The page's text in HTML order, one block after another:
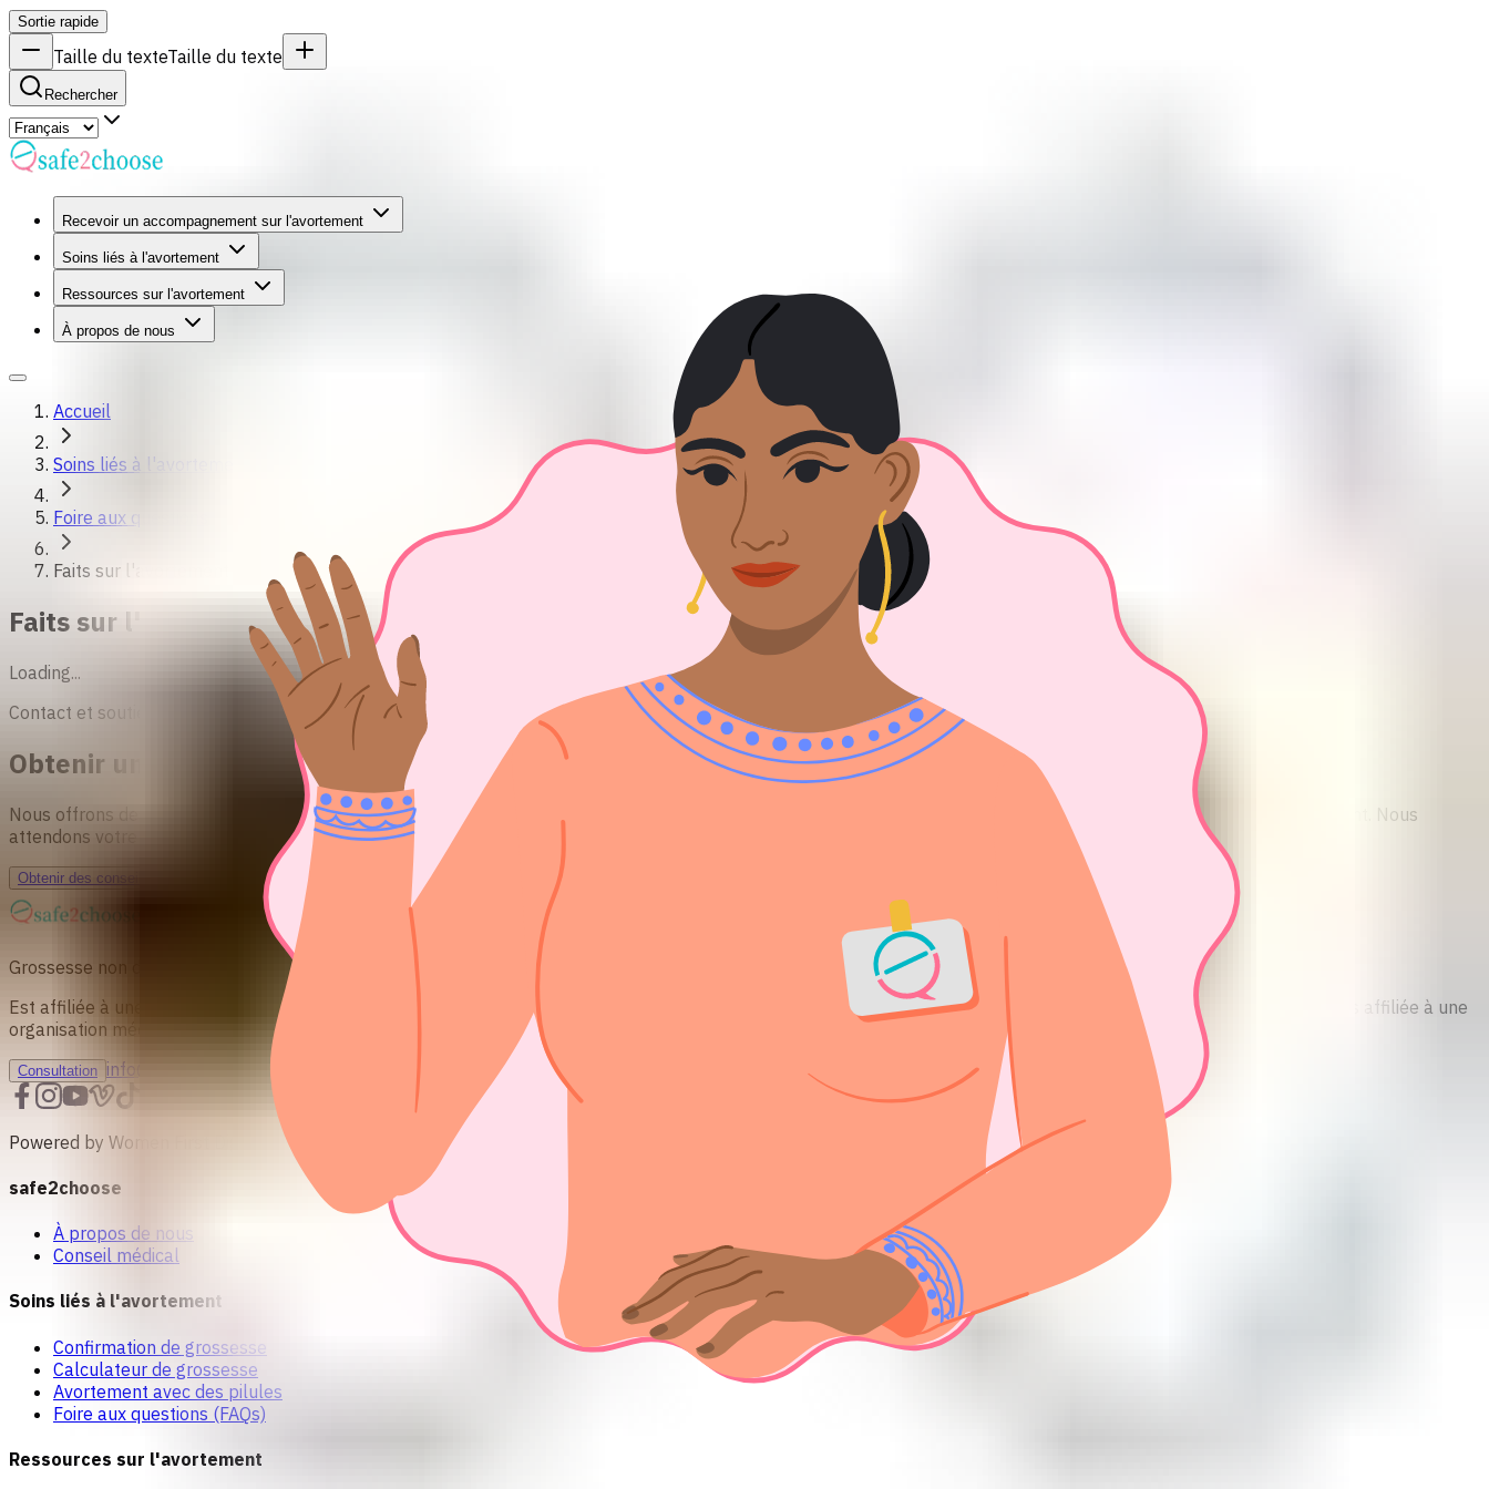
Sortie rapide
Taille du texteTaille du texte
Rechercher
Recevoir un accompagnement sur l'avortement
Soins liés à l'avortement
Ressources sur l'avortement
À propos de nous
Accueil
Soins liés à l'avortement
Foire aux questions
Faits sur l'avortement
Faits sur l'avortement - FAQ
Loading...
Contact et soutien
Obtenir un soutien et des conseils sur l'avortement
Nous offrons des informations fondées sur des preuves concernant l'avortement sécurisé. Notre service de conseil gratuit est sûr, confidentiel, pratique et sans jugement. Nous
attendons votre message !
Obtenir des conseils personnalisés
Grossesse non désirée? Nous pouvons vous soutenir.
Est affiliée à une organisation à but non lucratif 501c(3) officielle basée aux États-Unis. safe2choose fournit du contenu à des fins informatives uniquement et n'est pas affiliée à une
organisation médicale.
Consultation info@safe2choose.org
Powered by Women First Digital
safe2choose
À propos de nous
Conseil médical
Soins liés à l'avortement
Confirmation de grossesse
Calculateur de grossesse
Avortement avec des pilules
Foire aux questions (FAQs)
Ressources sur l'avortement